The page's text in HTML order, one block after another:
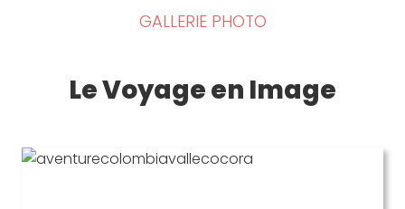
GALLERIE PHOTO
Le Voyage en Image